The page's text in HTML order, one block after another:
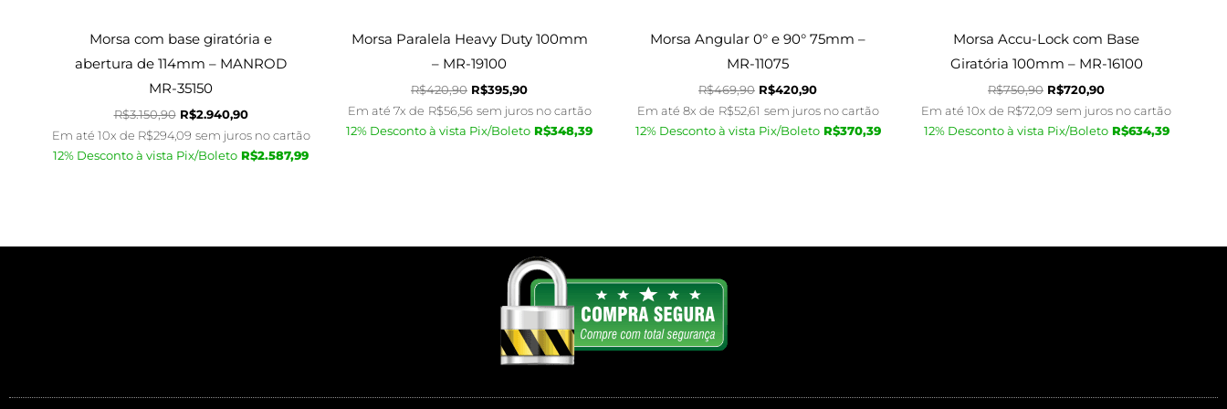
Morsa com base giratória e
abertura de 114mm – MANROD
MR-35150
R$3.150,90 R$2.940,90
Em até 10x de R$294,09 sem juros no cartão
12% Desconto à vista Pix/Boleto R$2.587,99
Morsa Paralela Heavy Duty 100mm
– MR-19100
R$420,90 R$395,90
Em até 7x de R$56,56 sem juros no cartão
12% Desconto à vista Pix/Boleto R$348,39
Morsa Angular 0° e 90° 75mm –
MR-11075
R$469,90 R$420,90
Em até 8x de R$52,61 sem juros no cartão
12% Desconto à vista Pix/Boleto R$370,39
Morsa Accu-Lock com Base
Giratória 100mm – MR-16100
R$750,90 R$720,90
Em até 10x de R$72,09 sem juros no cartão
12% Desconto à vista Pix/Boleto R$634,39